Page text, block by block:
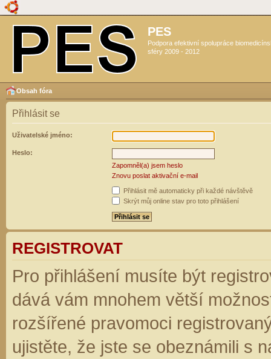
PES
Podpora efektivní spolupráce
sféry 2009 - 2012
Obsah fóra
Přihlásit se
Uživatelské jméno:
Heslo:
Zapomněl(a) jsem heslo
Znovu poslat aktivační e-mail
Přihlásit mě automaticky při každé návštěvě
Skrýt můj online stav pro toto přihlášení
REGISTROVAT
Pro přihlášení musíte být
dává vám mnohem větší
rozšířené pravomoci
ujistěte, že jste se obeznámili s